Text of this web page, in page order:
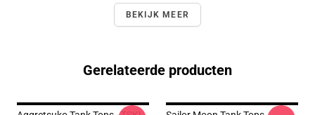
BEKIJK MEER
Gerelateerde producten